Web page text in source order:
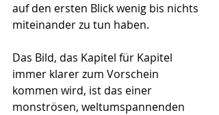
auf den ersten Blick wenig bis nichts
miteinander zu tun haben.
Das Bild, das Kapitel für Kapitel
immer klarer zum Vorschein
kommen wird, ist das einer
monströsen, weltumspannenden